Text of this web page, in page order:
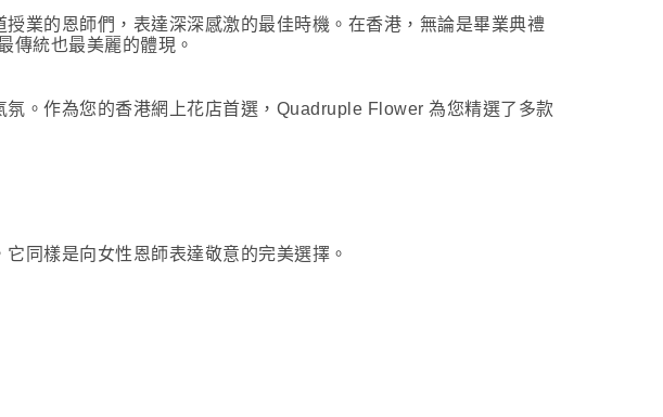
業的恩師們，表達深深感激的最佳時機。在香港，無論是畢業典禮
傳統也最美麗的體現。
。作為您的香港網上花店首選，Quadruple Flower 為您精選了多款
同樣是向女性恩師表達敬意的完美選擇。